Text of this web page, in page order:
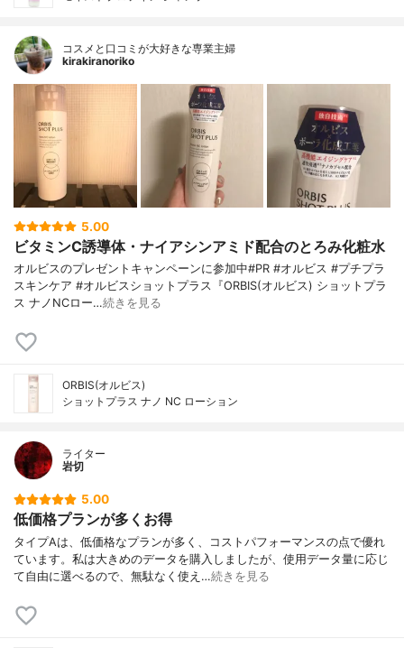
コスメと口コミが大好きな専業主婦
kirakiranoriko
5.00
ビタミンC誘導体・ナイアシンアミド配合のとろみ化粧水
オルビスのプレゼントキャンペーンに参加中#PR #オルビス #プチプラ
スキンケア #オルビスショットプラス『ORBIS(オルビス) ショットプラ
ス ナノNCロー…続きを見る
ORBIS(オルビス)
ショットプラス ナノ NC ローション
ライター
岩切
5.00
低価格プランが多くお得
タイプAは、低価格なプランが多く、コストパフォーマンスの点で優れ
ています。私は大きめのデータを購入しましたが、使用データ量に応じ
て自由に選べるので、無駄なく使え…続きを見る